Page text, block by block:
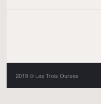
2019 © Les Trois Ourses